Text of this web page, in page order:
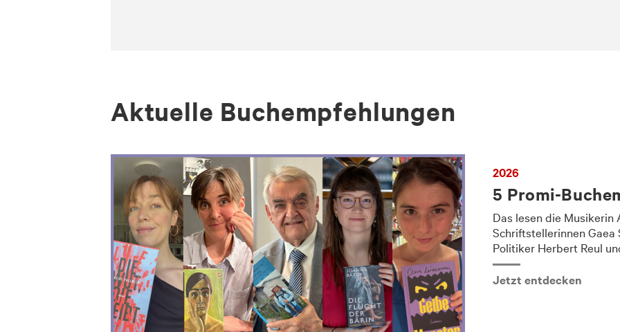
Ak­tu­el­le Bu­ch­emp­feh­lun­gen
2026
5 Promi-
Das lesen die Musikerin
Schriftstellerinnen Gaea
Politiker Herbert Reul
Jetzt entdecken